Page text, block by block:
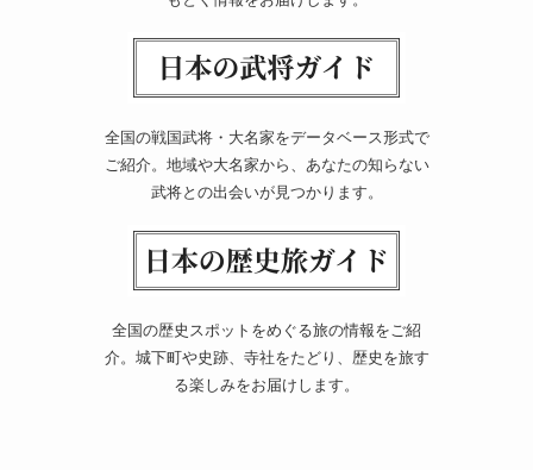
全国の戦国武将・大名家をデータベース形式で
ご紹介。地域や大名家から、あなたの知らない
武将との出会いが見つかります。
全国の歴史スポットをめぐる旅の情報をご紹
介。城下町や史跡、寺社をたどり、歴史を旅す
る楽しみをお届けします。